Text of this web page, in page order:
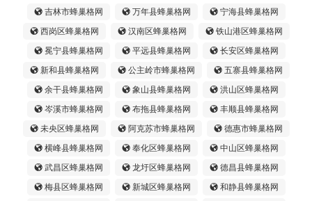
吉林市蜂巢格网 万年县蜂巢格网
宁海县蜂巢格网
西岗区蜂巢格网
汉南区蜂巢格网
铁山港区蜂巢格网
冕宁县蜂巢格网
平远县蜂巢格网
长安区蜂巢格网
新和县蜂巢格网
公主岭市蜂巢格网
五寨县蜂巢格网
余干县蜂巢格网
象山县蜂巢格网
洪山区蜂巢格网
岑溪市蜂巢格网
布拖县蜂巢格网
丰顺县蜂巢格网
未央区蜂巢格网
阿克苏市蜂巢格网
德惠市蜂巢格网
横峰县蜂巢格网
奉化区蜂巢格网
中山区蜂巢格网
武昌区蜂巢格网
龙圩区蜂巢格网
德昌县蜂巢格网
梅县区蜂巢格网
新城区蜂巢格网
和静县蜂巢格网